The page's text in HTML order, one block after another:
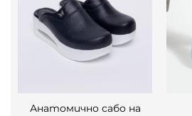
Анатомично сабо на